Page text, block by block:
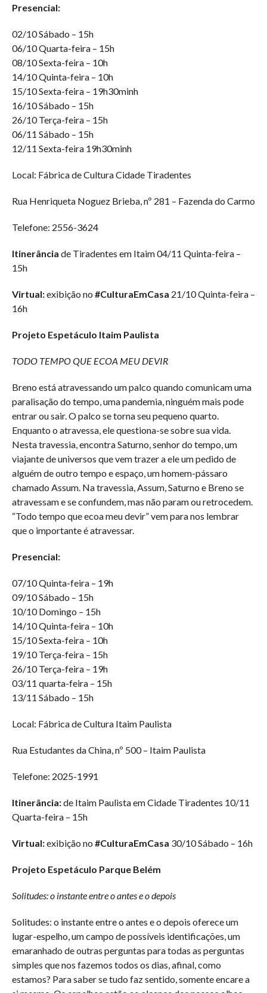
Presencial:
02/10 Sábado – 15h
06/10 Quarta-feira – 15h
08/10 Sexta-feira – 10h
14/10 Quinta-feira – 10h
15/10 Sexta-feira – 19h30minh
16/10 Sábado – 15h
26/10 Terça-feira – 15h
06/11 Sábado – 15h
12/11 Sexta-feira 19h30minh
Local: Fábrica de Cultura Cidade Tiradentes
Rua Henriqueta Noguez Brieba, nº 281 – Fazenda do Carmo
Telefone: 2556-3624
Itinerância de Tiradentes em Itaim 04/11 Quinta-feira –
15h
Virtual:exibição no #CulturaEmCasa 21/10 Quinta-feira –
16h
Projeto Espetáculo Itaim Paulista
TODO TEMPO QUE ECOA MEU DEVIR
Breno está atravessando um palco quando comunicam uma
paralisação do tempo, uma pandemia, ninguém mais pode
entrar ou sair. O palco se torna seu pequeno quarto.
Enquanto o atravessa, ele questiona-se sobre sua vida.
Nesta travessia, encontra Saturno, senhor do tempo, um
viajante de universos que vem trazer a ele um pedido de
alguém de outro tempo e espaço, um homem-pássaro
chamado Assum. Na travessia, Assum, Saturno e Breno se
atravessam e se confundem, mas não param ou retrocedem.
“Todo tempo que ecoa meu devir” vem para nos lembrar
que o importante é atravessar.
Presencial:
07/10 Quinta-feira – 19h
09/10 Sábado – 15h
10/10 Domingo – 15h
14/10 Quinta-feira – 10h
15/10 Sexta-feira – 10h
19/10 Terça-feira – 15h
26/10 Terça-feira – 19h
03/11 quarta-feira – 15h
13/11 Sábado – 15h
Local: Fábrica de Cultura Itaim Paulista
Rua Estudantes da China, nº 500 – Itaim Paulista
Telefone: 2025-1991
Itinerância:de Itaim Paulista em Cidade Tiradentes 10/11
Quarta-feira – 15h
Virtual:exibição no #CulturaEmCasa 30/10 Sábado – 16h
Projeto Espetáculo Parque Belém
Solitudes: o instante entre o antes e o depois
Solitudes: o instante entre o antes e o depois oferece um
lugar-espelho, um campo de possíveis identificações, um
emaranhado de outras perguntas para todas as perguntas
simples que nos fazemos todos os dias, afinal, como
estamos? Para saber se tudo faz sentido, somente encare a